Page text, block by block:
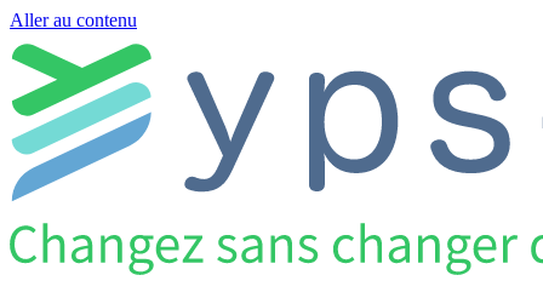
Aller au contenu